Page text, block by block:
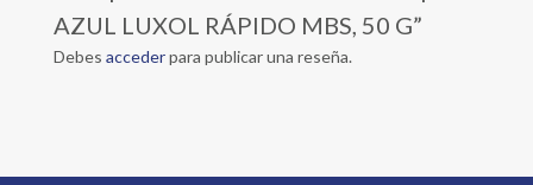
AZUL LUXOL RÁPIDO MBS, 50 G”
Debes accederpara publicar una reseña.